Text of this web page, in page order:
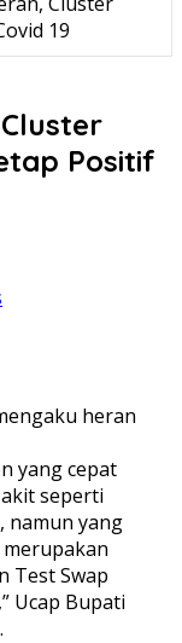
19
Positif
heran
yang cepat
seperti
namun yang
Test Swap
Ucap Bupati